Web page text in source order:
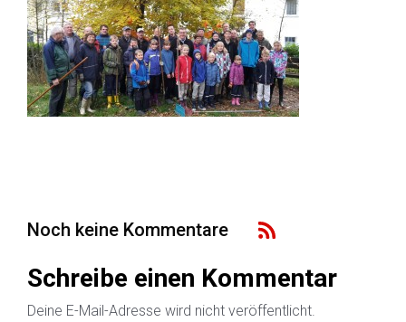
Noch keine Kommentare
Schreibe einen Kommentar
Deine E-Mail-Adresse wird nicht veröffentlicht.